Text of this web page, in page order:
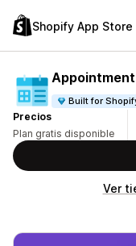
Shopify App Store
Built for
Precios
Plan gratis disponible
Ver